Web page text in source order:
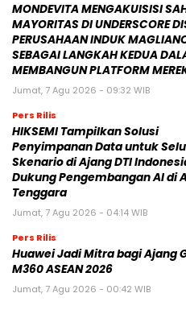
MONDEVITA MENGAKUISISI
MAYORITAS DI UNDERSCORE
PERUSAHAAN INDUK
SEBAGAI LANGKAH KEDUA
MEMBANGUN PLATFORM
Jumat, 7 Agu 2026 - 09:32 WIB
Pers Rilis
HIKSEMI Tampilkan Solusi
Penyimpanan Data untuk
Skenario di Ajang DTI
Dukung Pengembangan AI di
Tenggara
Jumat, 7 Agu 2026 - 04:14 WIB
Pers Rilis
Huawei Jadi Mitra bagi Ajang
M360 ASEAN 2026
Jumat, 7 Agu 2026 - 00:42 WIB